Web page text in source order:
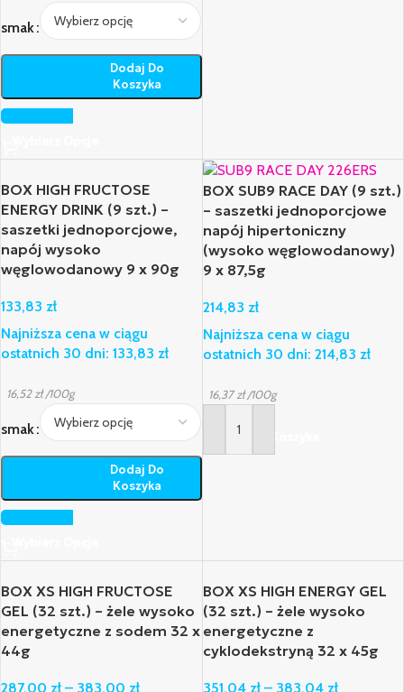
smak
Dodaj Do
Koszyka
BOX HIGH FRUCTOSE
ENERGY DRINK (9 szt.) –
saszetki jednoporcjowe,
napój wysoko
węglowodanowy 9 x 90g
133,83 zł
Najniższa cena w ciągu
ostatnich 30 dni: 133,83 zł
16,52zł /100g
smak
Dodaj Do
Koszyka
BOX SUB9 RACE DAY (9 szt.)
– saszetki jednoporcjowe
napój hipertoniczny
(wysoko węglowodanowy)
9 x 87,5g
214,83 zł
Najniższa cena w ciągu
ostatnich 30 dni: 214,83 zł
16,37zł /100g
Dodaj Do Koszyka
BOX XS HIGH FRUCTOSE
GEL (32 szt.) – żele wysoko
energetyczne z sodem 32 x
44g
287,00 zł – 383,00 zł
BOX XS HIGH ENERGY GEL
(32 szt.) – żele wysoko
energetyczne z
cyklodekstryną 32 x 45g
351,04 zł – 383,04 zł